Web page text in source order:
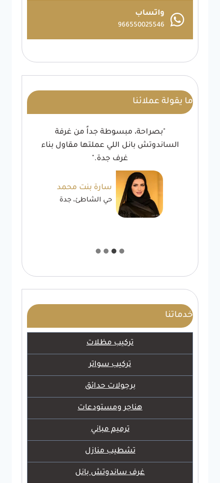
واتساب
966550025546
ما يقولة عملائنا
"بصراحة، مبسوطة جداً من غرفة
الساندوتش بانل اللي عملتها مقاول بناء
غرف جدة."
سارة بنت محمد
حي الشاطئ، جدة
خدماتنا
تركيب مظلات
تركيب سواتر
برجولات حدائق
هناجر ومستودعات
ترميم مباني
تشطيب منازل
غرف ساندوتش بانل